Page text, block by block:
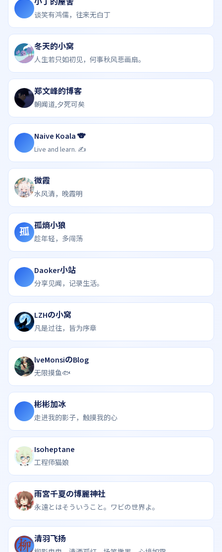
谈笑有鸿儒，往来无白丁
冬天的小窝
人生若只如初见，何事秋风悲画扇。
郑文峰的博客
朝闻道,夕死可矣
Naive Koala 🐨
Live and learn. ✍️
微霞
水风清，晚霞明
孤 孤熵小狼
趁年轻，多闯荡
Daoker小站
分享见闻，记录生活。
LZHの小窝
凡是过往，皆为序章
lveMonsiのBlog
无限摸鱼🐟
彬彬加冰
走进我的影子，触摸我的心
Isoheptane
工程师猫娘
雨宮千夏の博麗神社
永遠とはそういうこと。ワビの世界よ。
清羽飞扬